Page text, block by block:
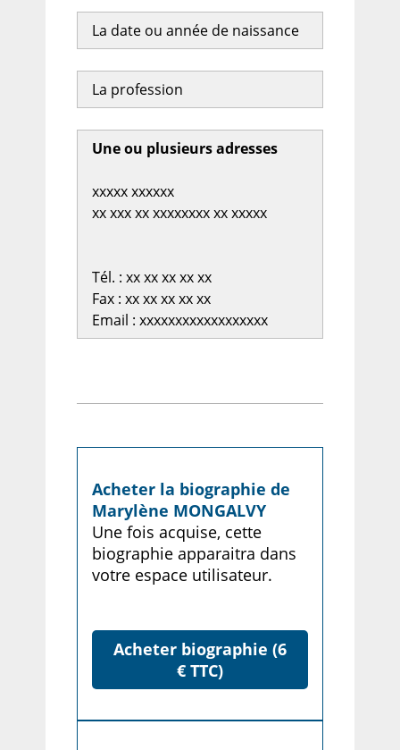
La date ou année de naissance
La profession
Une ou plusieurs adresses
xxxxx xxxxxx
xx xxx xx xxxxxxxx xx xxxxx
Tél. : xx xx xx xx xx
Fax : xx xx xx xx xx
Email : xxxxxxxxxxxxxxxxxx
Acheter la biographie de
Marylène MONGALVY
Une fois acquise, cette
biographie apparaitra dans
votre espace utilisateur.
Acheter biographie (6
€ TTC)